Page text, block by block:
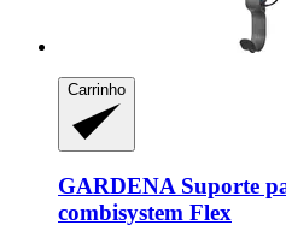
Carrinho
GARDENASuporte
combisystem Flex